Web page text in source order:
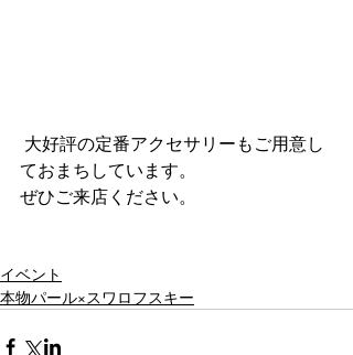
ておまちしています。
ぜひご来店ください。
イベント
本物パール×スワロフスキー